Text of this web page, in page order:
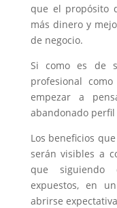
que el propósito
más dinero y
de negocio.
Si como es de
profesional
empezar a
abandonado
Los beneficios
serán visibles a
que siguiendo
expuestos, en
abrirse